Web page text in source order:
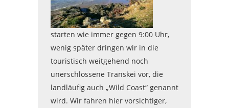
starten wie immer gegen 9:00 Uhr,
wenig später dringen wir in die
touristisch weitgehend noch
unerschlossene Transkei vor, die
landläufig auch „Wild Coast“ genannt
wird. Wir fahren hier vorsichtiger,